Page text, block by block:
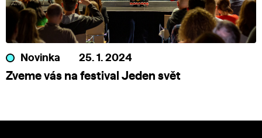
Novinka 25. 1. 2024
Zveme vás na festival Jeden svět